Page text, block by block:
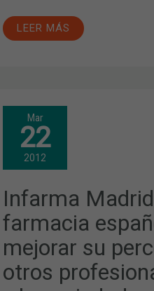
LEER MÁS
Mar
22
2012
Infarma
farmacia
mejorar su
otros
INFARMA
MADRID
2012.
LA
FARMACIA
ESPAÑOLA
DEBE
SU
PERCEPCIÓN
OTROS
SANITARIOS
Y
LA
SOCIEDAD